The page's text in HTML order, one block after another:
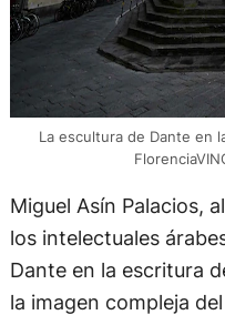
La escultura de Dante en
Miguel Asín Palacios,
los intelectuales
Dante en la escritura
la imagen compleja